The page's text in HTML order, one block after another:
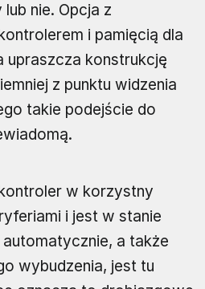
nie. Opcja z
i pamięcią dla
upraszcza konstrukcję
z punktu widzenia
takie podejście do
w korzystny
i jest w stanie
automatycznie, a także
wybudzenia, jest tu